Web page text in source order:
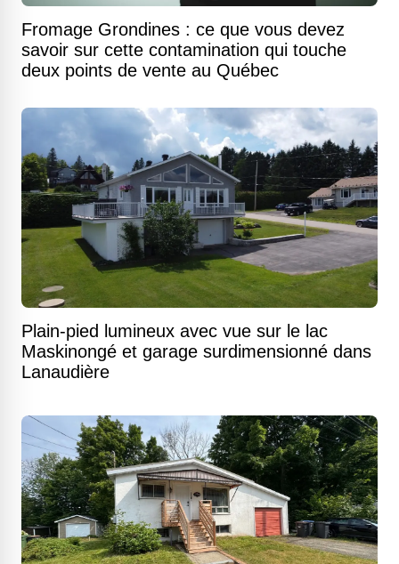
Fromage Grondines : ce que vous devez
savoir sur cette contamination qui touche
deux points de vente au Québec
Plain-pied lumineux avec vue sur le lac
Maskinongé et garage surdimensionné dans
Lanaudière